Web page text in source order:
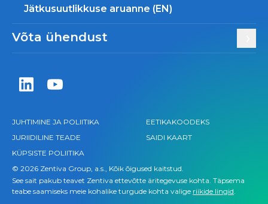
Zentiva LinkedIn
Zentiva YouTube
Jätkusuutlikkuse aruanne (EN)
Võta ühendust
JUHTIMINE JA POLIITIKA
JURIIDILINE TEADE
KÜPSISTE POLIITIKA
EETIKAKOODEKS
SAIDI KAART
© 2026 Zentiva Group, a.s., Kõik õigused kaitstud.
See sait pakub teavet Zentiva ettevõtte äritegevuse kohta. Täpsema
teabe saamiseks meie kohalike turgude kohta valige riikide lingid.